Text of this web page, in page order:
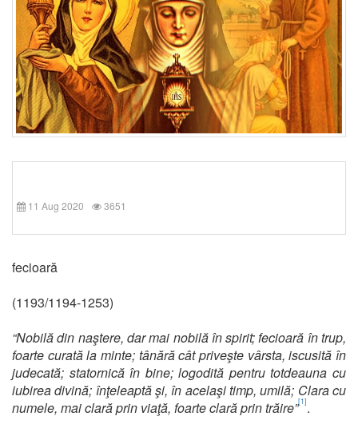
11 Aug 2020 3651
fecioară
(1193/1194-1253)
“Nobilă din naştere, dar mai nobilă în spirit; fecioară în trup,
foarte curată la minte; tânără cât priveşte vârsta, iscusită în
judecată; statornică în bine; logodită pentru totdeauna cu
iubirea divină; înţeleaptă şi, în acelaşi timp, umilă; Clara cu
numele, mai clară prin viaţă, foarte clară prin trăire”[1].